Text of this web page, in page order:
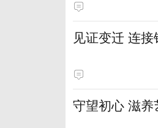
见证变迁 连
守望初心 滋